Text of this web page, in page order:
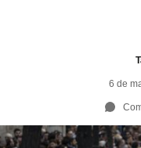
6 de